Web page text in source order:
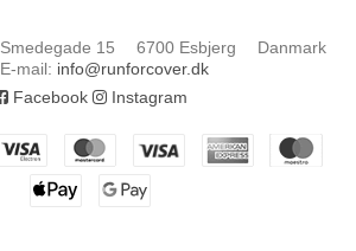
Smedegade 15 6700 Esbjerg
Danmark
E-mail: info@runforcover.dk
Facebook
Instagram